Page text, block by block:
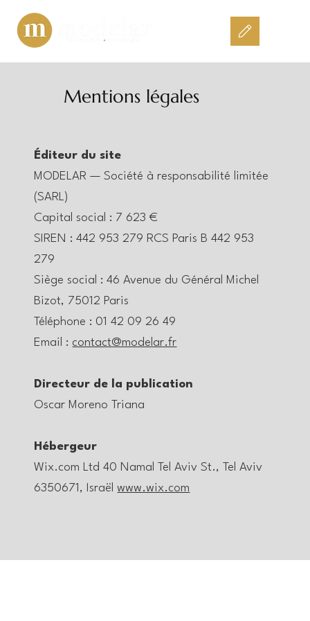
Mentions légales
Éditeur du site
MODELAR — Société à responsabilité limitée
(SARL)
Capital social : 7 623 €
SIREN : 442 953 279 RCS Paris B 442 953
279
Siège social : 46 Avenue du Général Michel
Bizot, 75012 Paris
Téléphone : 01 42 09 26 49
Email : contact@modelar.fr
Directeur de la publication
Oscar Moreno Triana
Hébergeur
Wix.com Ltd 40 Namal Tel Aviv St., Tel Aviv
6350671, Israëlwww.wix.com